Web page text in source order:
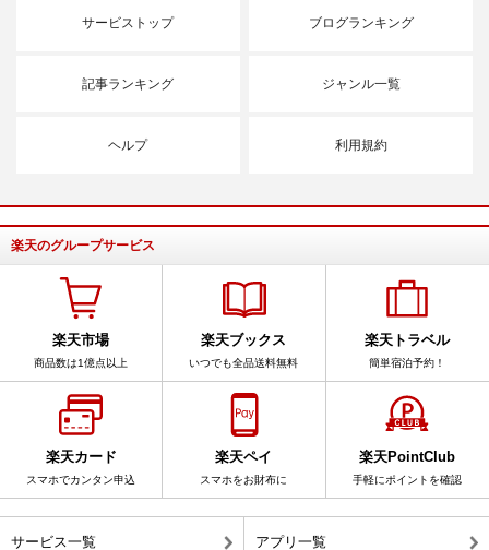
サービストップ ブログランキング
記事ランキング ジャンル一覧
ヘルプ 利用規約
楽天のグループサービス
楽天市場
商品数は1億点以上
楽天ブックス
いつでも全品送料無料
楽天トラベル
簡単宿泊予約！
楽天カード
スマホでカンタン申込
楽天ペイ
スマホをお財布に
楽天PointClub
手軽にポイントを確認
サービス一覧 アプリ一覧